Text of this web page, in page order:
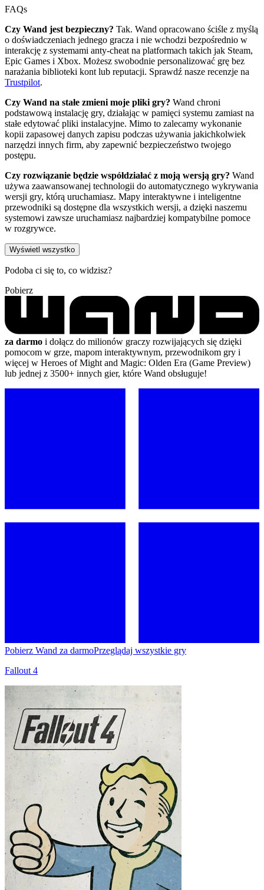
FAQs
Czy Wand jest bezpieczny? Tak. Wand opracowano ściśle z myślą
o doświadczeniach jednego gracza i nie wchodzi bezpośrednio w
interakcję z systemami anty-cheat na platformach takich jak Steam,
Epic Games i Xbox. Możesz swobodnie personalizować grę bez
narażania biblioteki kont lub reputacji. Sprawdź nasze recenzje na
Trustpilot.
Czy Wand na stałe zmieni moje pliki gry? Wand chroni
podstawową instalację gry, działając w pamięci systemu zamiast na
stałe edytować pliki instalacyjne. Mimo to zalecamy wykonanie
kopii zapasowej danych zapisu podczas używania jakichkolwiek
narzędzi innych firm, aby zapewnić bezpieczeństwo twojego
postępu.
Czy rozwiązanie będzie współdziałać z moją wersją gry? Wand
używa zaawansowanej technologii do automatycznego wykrywania
wersji gry, którą uruchamiasz. Mapy interaktywne i inteligentne
przewodniki są dostępne dla wszystkich wersji, a dzięki naszemu
systemowi zawsze uruchamiasz najbardziej kompatybilne pomoce
w rozgrywce.
Wyświetl wszystko
Podoba ci się to, co widzisz?
Pobierz
za darmo i dołącz do milionów graczy rozwijających się dzięki
pomocom w grze, mapom interaktywnym, przewodnikom gry i
więcej w Heroes of Might and Magic: Olden Era (Game Preview)
lub jednej z 3500+ innych gier, które Wand obsługuje!
Pobierz Wand za darmoPrzeglądaj wszystkie gry
Fallout 4